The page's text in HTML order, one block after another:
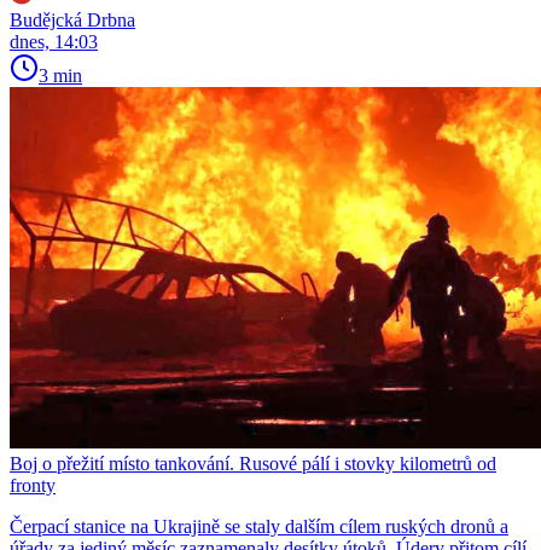
Budějcká Drbna
dnes, 14:03
3 min
Boj o přežití místo tankování. Rusové pálí i stovky kilometrů od
fronty
Čerpací stanice na Ukrajině se staly dalším cílem ruských dronů a